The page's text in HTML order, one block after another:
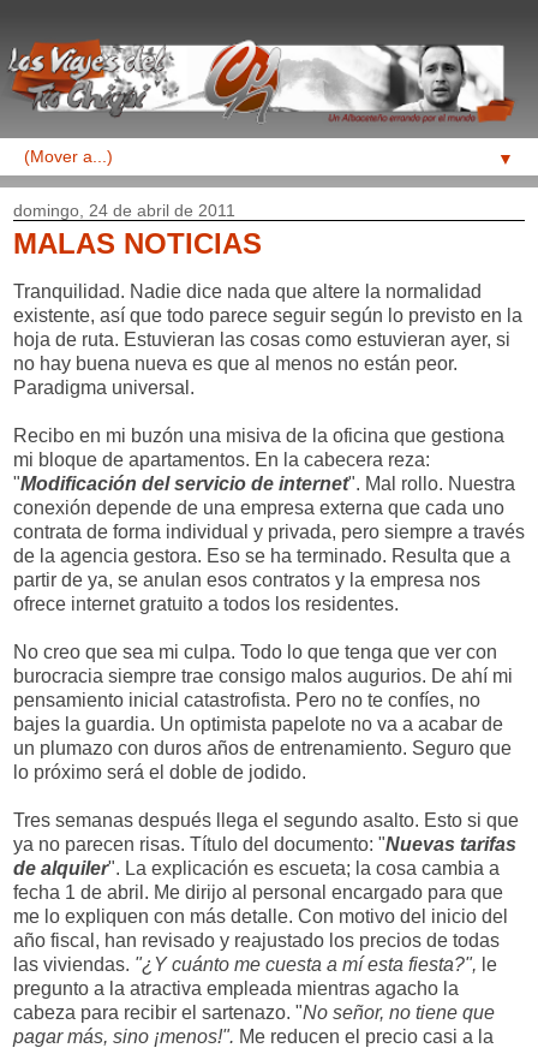
▼
domingo, 24 de abril de 2011
MALAS NOTICIAS
Tranquilidad. Nadie dice nada que altere la normalidad
existente, así que todo parece seguir según lo previsto en la
hoja de ruta. Estuvieran las cosas como estuvieran ayer, si
no hay buena nueva es que al menos no están peor.
Paradigma universal.
Recibo en mi buzón una misiva de la oficina que gestiona
mi bloque de apartamentos. En la cabecera reza:
"Modificación del servicio de internet". Mal rollo. Nuestra
conexión depende de una empresa externa que cada uno
contrata de forma individual y privada, pero siempre a través
de la agencia gestora. Eso se ha terminado. Resulta que a
partir de ya, se anulan esos contratos y la empresa nos
ofrece internet gratuito a todos los residentes.
No creo que sea mi culpa. Todo lo que tenga que ver con
burocracia siempre trae consigo malos augurios. De ahí mi
pensamiento inicial catastrofista. Pero no te confíes, no
bajes la guardia. Un optimista papelote no va a acabar de
un plumazo con duros años de entrenamiento. Seguro que
lo próximo será el doble de jodido.
Tres semanas después llega el segundo asalto. Esto si que
ya no parecen risas. Título del documento: "Nuevas tarifas
de alquiler". La explicación es escueta; la cosa cambia a
fecha 1 de abril. Me dirijo al personal encargado para que
me lo expliquen con más detalle. Con motivo del inicio del
año fiscal, han revisado y reajustado los precios de todas
las viviendas. "¿Y cuánto me cuesta a mí esta fiesta?", le
pregunto a la atractiva empleada mientras agacho la
cabeza para recibir el sartenazo. "No señor, no tiene que
pagar más, sino ¡menos!". Me reducen el precio casi a la